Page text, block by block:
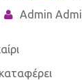
Admin